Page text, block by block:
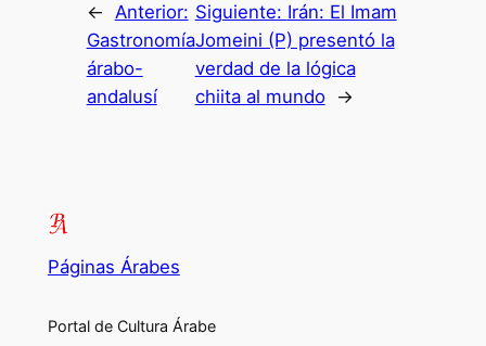
← Anterior:
Gastronomía
árabo-
andalusí
Siguiente: Irán: El Imam
Jomeini (P) presentó la
verdad de la lógica
chiita al mundo
→
Páginas Árabes
Portal de Cultura Árabe